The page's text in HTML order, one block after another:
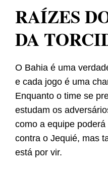
RAÍZES
DA
O Bahia é uma
e cada jogo é uma
Enquanto o time se
estudam os
como a equipe
contra o Jequié, mas
está por vir.